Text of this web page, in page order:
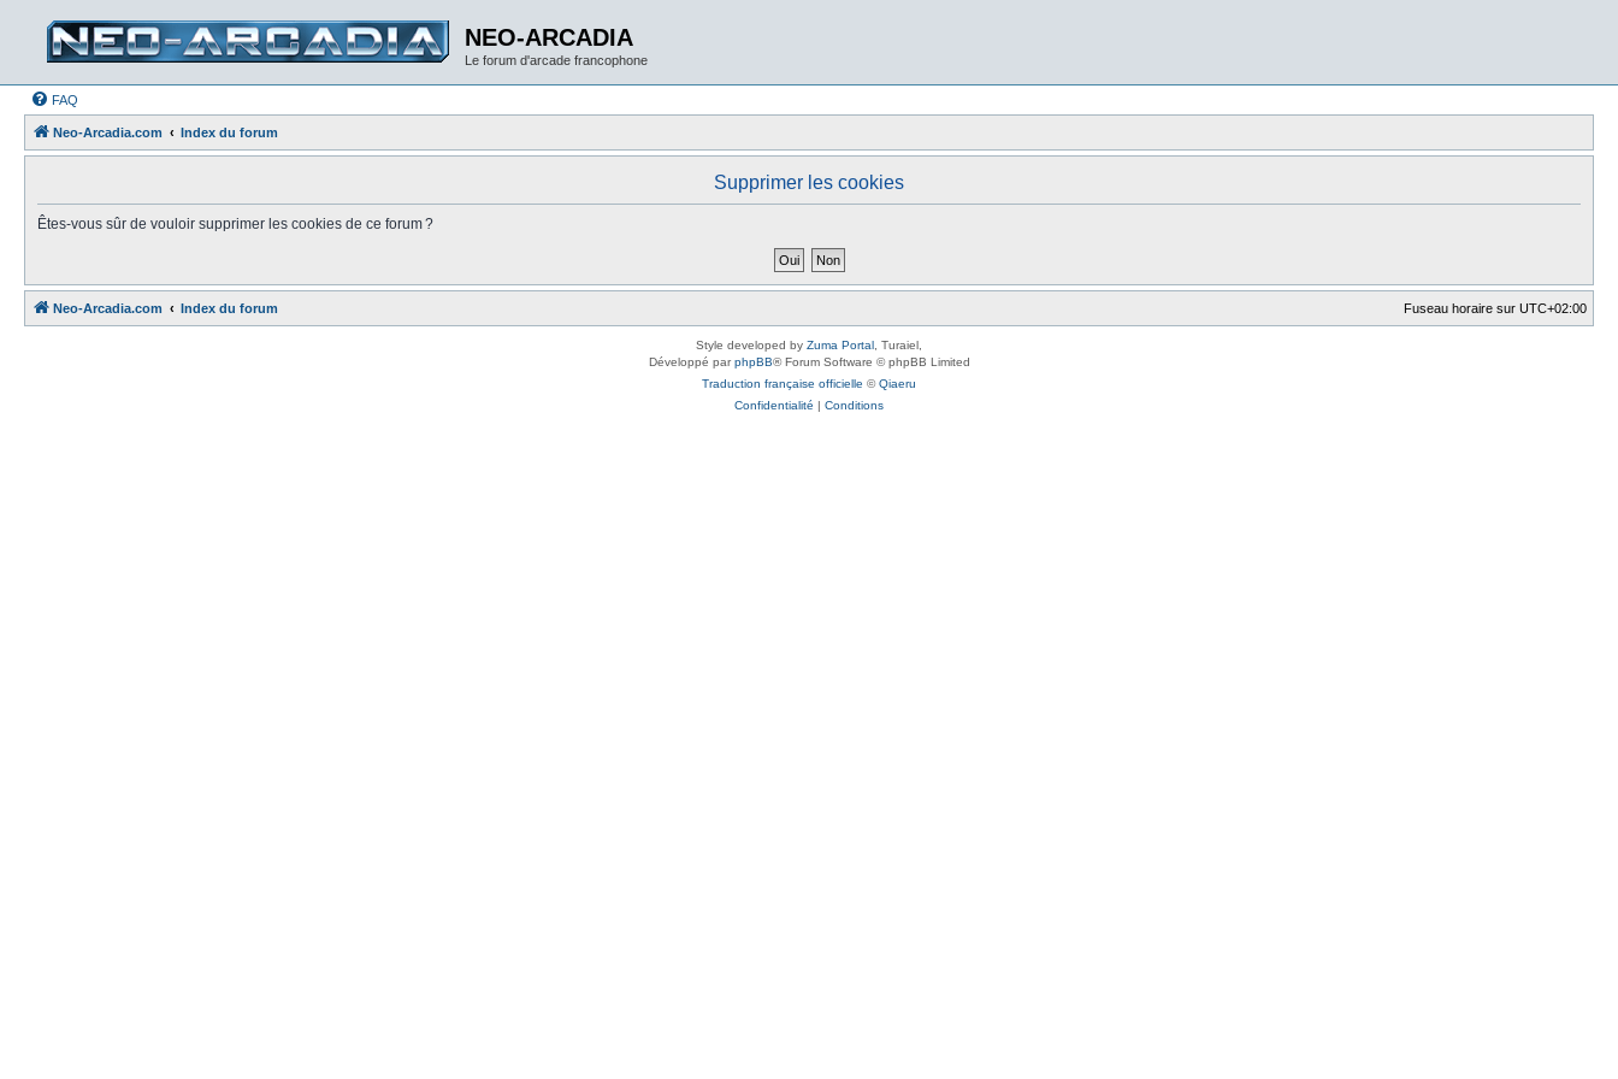
NEO-ARCADIA
Le forum d'arcade francophone
FAQ
Neo-Arcadia.com Index du forum
Supprimer les cookies
Êtes-vous sûr de vouloir supprimer les cookies de ce forum ?
Neo-Arcadia.com Index du forum Fuseau horaire sur UTC+02:00
Style developed by Zuma Portal , Turaiel,
Développé parphpBB® Forum Software © phpBB Limited
Traduction française officielle ©Qiaeru
Confidentialité | Conditions